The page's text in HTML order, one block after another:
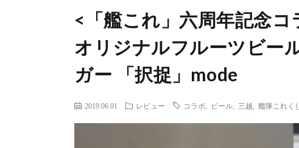
<「艦これ」六周年記念
オリジナルフルーツビー
ガー 「択捉」mode
2019.06.01 レビュー コラボ ビール 三越 艦隊これく